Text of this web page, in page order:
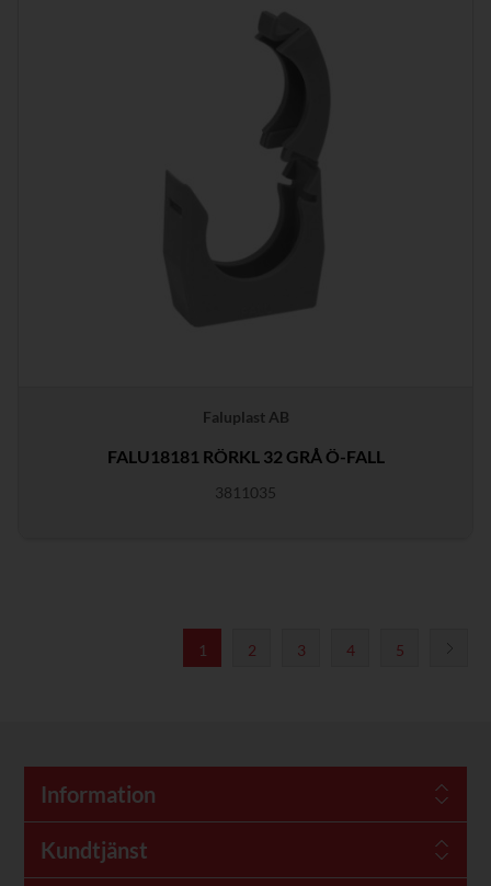
Faluplast AB
FALU18181 RÖRKL 32 GRÅ Ö-FALL
3811035
1 2 3 4 5
Information
Kundtjänst